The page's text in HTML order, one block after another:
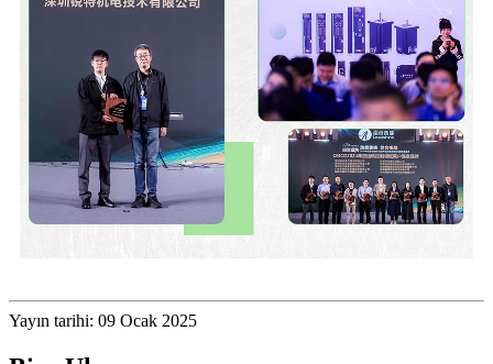
Yayın tarihi: 09 Ocak 2025